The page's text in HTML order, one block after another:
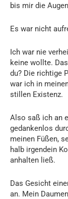
bis mir die
Es war nicht
Ich war nie
keine wollte.
du? Die richtige
war ich in
stillen Existenz.
Also saß ich an
gedankenlos
meinen Füßen,
halb irgendein
anhalten ließ.
Das Gesicht
an. Mein